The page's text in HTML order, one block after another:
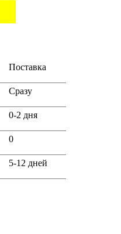
Поставка
Сразу
0-2 дня
0
5-12 дней